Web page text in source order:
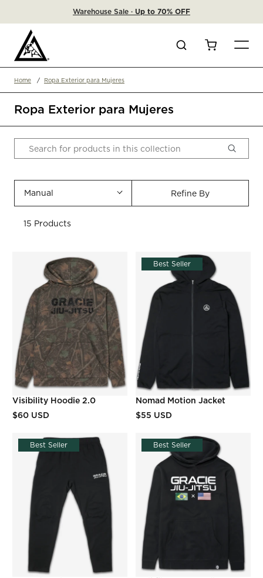
Warehouse Sale · Up to 70% OFF
Search Cart
Home Ropa Exterior para Mujeres
Ropa Exterior para Mujeres
Manual Refine By
15 Products
Visibility Hoodie 2.0
$60 USD
Best Seller
Nomad Motion Jacket
$55 USD
Best Seller Best Seller